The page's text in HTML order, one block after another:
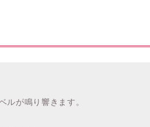
ルが鳴り響きます。